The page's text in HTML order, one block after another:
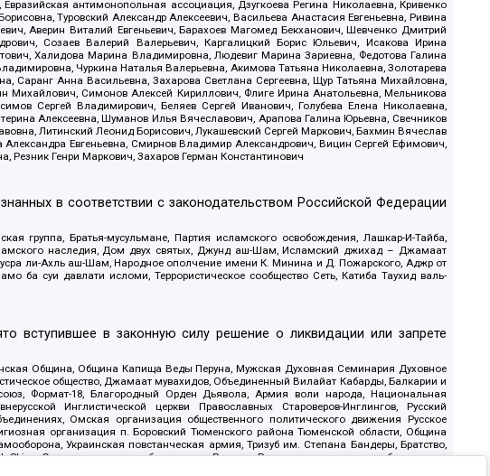
антимонопольная ассоциация, Дзугкоева Регина Николаевна, Кривенко
Туровский Александр Алексеевич, Васильева Анастасия Евгеньевна, Ривина
Аверин Виталий Евгеньевич, Барахоев Магомед Бекханович, Шевченко Дмитрий
Созаев Валерий Валерьевич, Каргалицкий Борис Юльевич, Исакова Ирина
Халидова Марина Владимировна, Людевиг Марина Зариевна, Федотова Галина
Чуркина Наталья Валерьевна, Акимова Татьяна Николаевна, Золотарева
Саранг Анна Васильевна, Захарова Светлана Сергеевна, Щур Татьяна Михайловна,
Михайлович, Симонов Алексей Кириллович, Флиге Ирина Анатольевна, Мельникова
Сергей Владимирович, Беляев Сергей Иванович, Голубева Елена Николаевна,
Алексеевна, Шуманов Илья Вячеславович, Арапова Галина Юрьевна, Свечников
Литинский Леонид Борисович, Лукашевский Сергей Маркович, Бахмин Вячеслав
Евгеньевна, Смирнов Владимир Александрович, Вицин Сергей Ефимович,
Генри Маркович, Захаров Герман Константинович
в соответствии с законодательством Российской Федерации
группа, Братья-мусульмане, Партия исламского освобождения, Лашкар-И-Тайба,
наследия, Дом двух святых, Джунд аш-Шам, Исламский джихад – Джамаат
ли-Ахль аш-Шам, Народное ополчение имени К. Минина и Д. Пожарского, Аджр от
суи давлати исломи, Террористическое сообщество Сеть, Катиба Таухид валь-
вступившее в законную силу решение о ликвидации или запрете
Община, Община Капища Веды Перуна, Мужская Духовная Семинария Духовное
общество, Джамаат мувахидов, Объединенный Вилайат Кабарды, Балкарии и
Формат-18, Благородный Орден Дьявола, Армия воли народа, Национальная
Инглистической церкви Православных Староверов-Инглингов, Русский
Омская организация общественного политического движения Русское
организация п. Боровский Тюменского района Тюменской области, Община
Украинская повстанческая армия, Тризуб им. Степана Бандеры, Братство,
Этнополитическое объединение Русские, Русское национальное объединение